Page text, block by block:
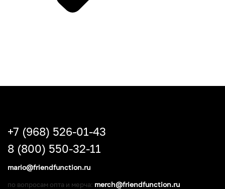
+7 (968) 526-01-43
8 (800) 550-32-11
mario@friendfunction.ru
по вопросам опта и мерча: merch@friendfunction.ru